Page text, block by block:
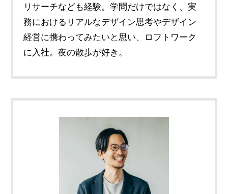
リサーチなども経験。学問だけではなく、実
務におけるリアルなデザイン思考やデザイン
経営に携わってみたいと思い、ロフトワーク
に入社。夜の散歩が好き。